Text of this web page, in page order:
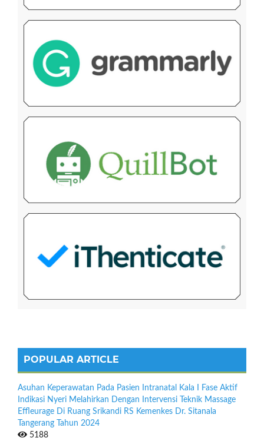
POPULAR ARTICLE
Asuhan Keperawatan Pada Pasien Intranatal Kala I Fase Aktif
Indikasi Nyeri Melahirkan Dengan Intervensi Teknik Massage
Effleurage Di Ruang Srikandi RS Kemenkes Dr. Sitanala
Tangerang Tahun 2024
5188